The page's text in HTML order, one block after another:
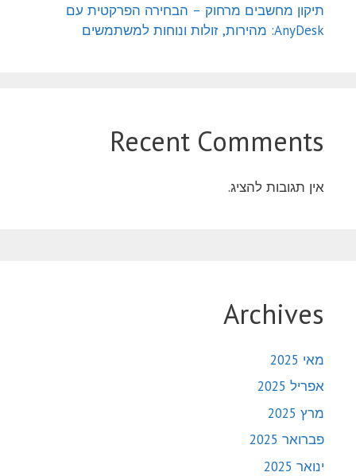
Archives
מאי 2025
אפריל 2025
מרץ 2025
פברואר 2025
ינואר 2025
תיקון מחשבים מרחוק – הבחירה הפרקטית עם
AnyDesk: מהירות, זולות ונוחות למשתמשים
Recent Comments
אין תגובות להציג.